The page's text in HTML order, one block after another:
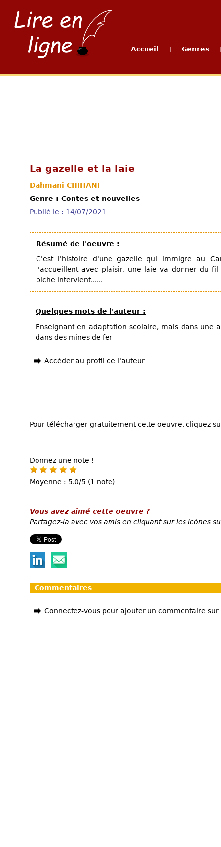
Accueil Genres
La gazelle et la laie
Dahmani CHIHANI
Genre : Contes et nouvelles
Publié le : 14/07/2021
Résumé de l'oeuvre :
C'est l'histoire d'une gazelle qui immigre au
l'accueillent avec plaisir, une laie va donner du
biche intervient......
Quelques mots de l'auteur :
Enseignant en adaptation scolaire, mais dans une
dans des mines de fer
Accéder au profil de l'auteur
Pour télécharger gratuitement cette oeuvre, cliquez
Donnez une note !
Moyenne : 5.0/5 (1 note)
Vous avez aimé cette oeuvre ?
Partagez-la avec vos amis en cliquant sur les icônes
Commentaires
Connectez-vous pour ajouter un commentaire sur